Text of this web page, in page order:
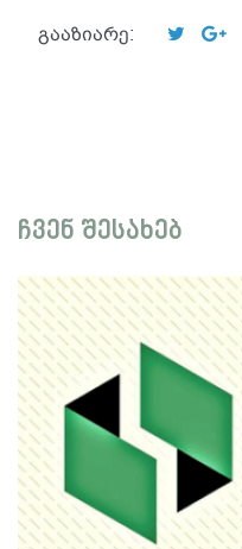
გააზიარე:
ჩვენ შესახებ